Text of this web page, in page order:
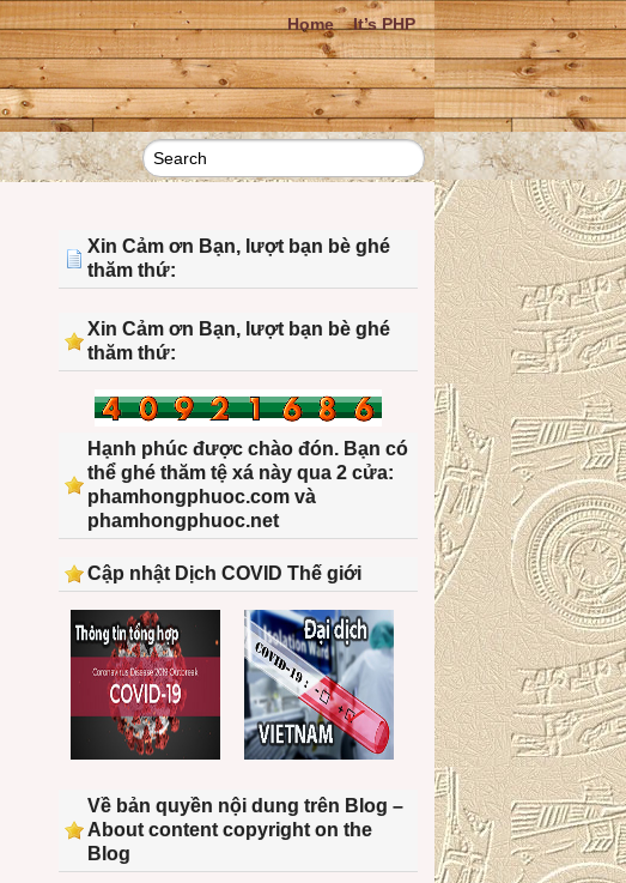
Home It’s PHP
Xin Cảm ơn Bạn, lượt bạn bè ghé
thăm thứ:
Xin Cảm ơn Bạn, lượt bạn bè ghé
thăm thứ:
Hạnh phúc được chào đón. Bạn có
thể ghé thăm tệ xá này qua 2 cửa:
phamhongphuoc.com và
phamhongphuoc.net
Cập nhật Dịch COVID Thế giới
Về bản quyền nội dung trên Blog –
About content copyright on the
Blog